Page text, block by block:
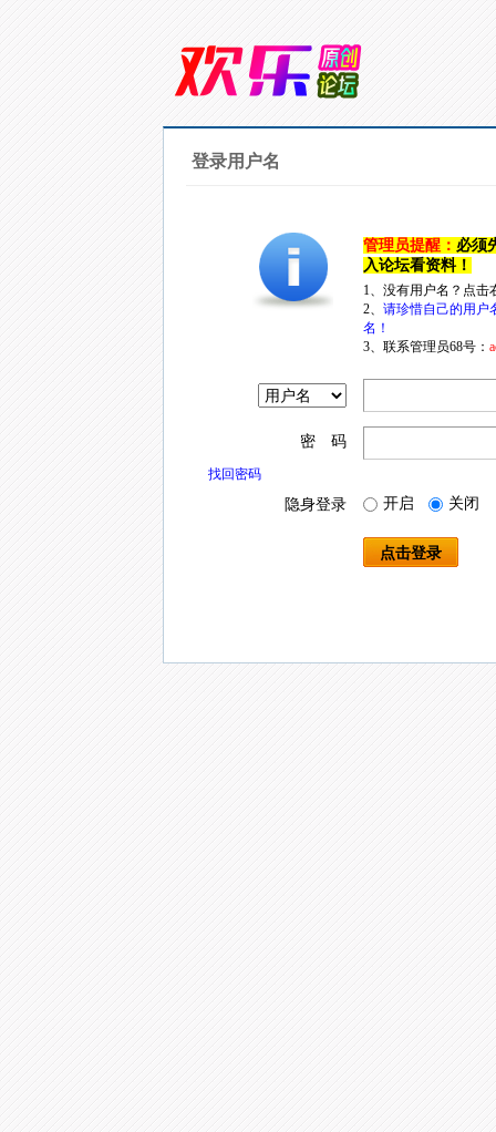
登录用户名
管理员提醒： 必须
入论坛看资料！
1、没有用户名？点
2、 请珍惜自己的用户
名！
3、联系管理员68号：
密 码
找回密码
隐身登录 开启 关闭
点击登录